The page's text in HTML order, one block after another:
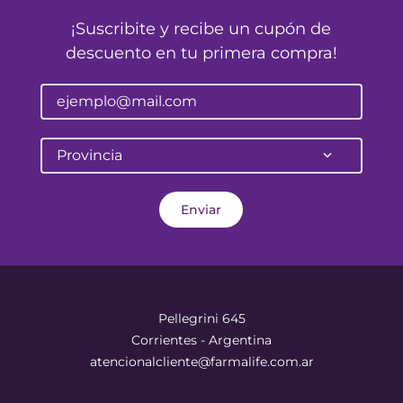
¡Suscribite y recibe un cupón de
descuento en tu primera compra!
Provincia
Enviar
Pellegrini 645
Corrientes - Argentina
atencionalcliente@farmalife.com.ar